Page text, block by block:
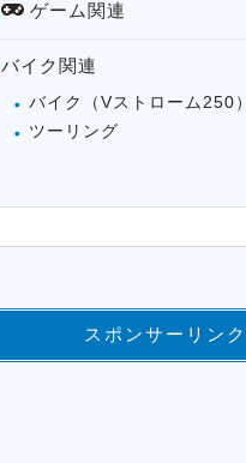
ゲーム関連
バイク関連
バイク（Vストローム250）
ツーリング
スポンサーリンク